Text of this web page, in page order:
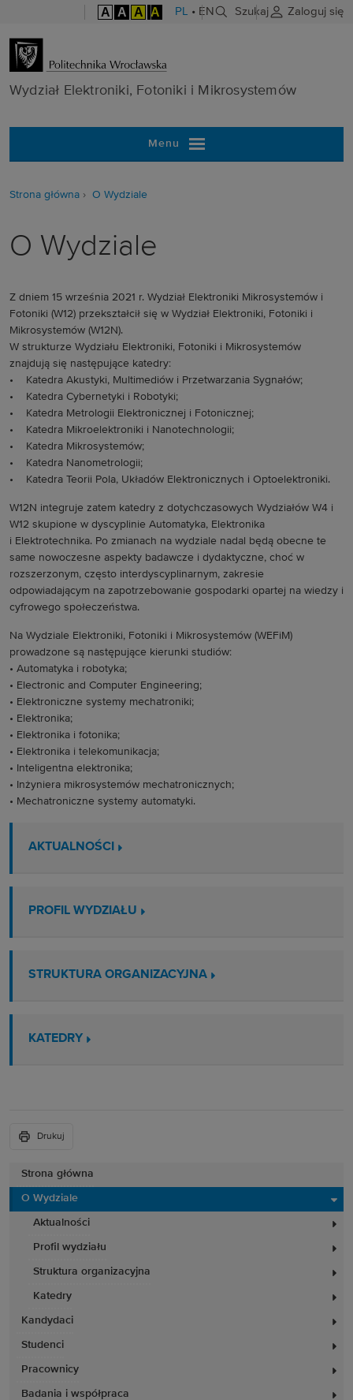
A A A A PL • EN Szukaj Zaloguj się
Wydział
Wydział Elektroniki, Fotoniki i Mikrosystemów
Menu
Strona główna
O Wydziale
Aktualności
Profil wydziału
Struktura organizacyjna
Katedry
Kandydaci
Studenci
Pracownicy
Badania i współpraca
Strona główna O Wydziale
O Wydziale
Z dniem 15 września 2021 r. Wydział Elektroniki Mikrosystemów i
Fotoniki (W12) przekształcił się w Wydział Elektroniki, Fotoniki i
Mikrosystemów (W12N).
W strukturze Wydziału Elektroniki, Fotoniki i Mikrosystemów
znajdują się następujące katedry:
• Katedra Akustyki, Multimediów i Przetwarzania Sygnałów;
• Katedra Cybernetyki i Robotyki;
• Katedra Metrologii Elektronicznej i Fotonicznej;
• Katedra Mikroelektroniki i Nanotechnologii;
• Katedra Mikrosystemów;
• Katedra Nanometrologii;
• Katedra Teorii Pola, Układów Elektronicznych i Optoelektroniki.
W12N integruje zatem katedry z dotychczasowych Wydziałów W4 i
W12 skupione w dyscyplinie Automatyka, Elektronika
i Elektrotechnika. Po zmianach na wydziale nadal będą obecne te
same nowoczesne aspekty badawcze i dydaktyczne, choć w
rozszerzonym, często interdyscyplinarnym, zakresie
odpowiadającym na zapotrzebowanie gospodarki opartej na wiedzy i
cyfrowego społeczeństwa.
Na Wydziale Elektroniki, Fotoniki i Mikrosystemów (WEFiM)
prowadzone są następujące kierunki studiów:
• Automatyka i robotyka;
• Electronic and Computer Engineering;
• Elektroniczne systemy mechatroniki;
• Elektronika;
• Elektronika i fotonika;
• Elektronika i telekomunikacja;
• Inteligentna elektronika;
• Inżyniera mikrosystemów mechatronicznych;
• Mechatroniczne systemy automatyki.
AKTUALNOŚCI
PROFIL WYDZIAŁU
STRUKTURA ORGANIZACYJNA
KATEDRY
Drukuj